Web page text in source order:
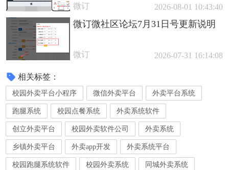
微订 2026-08-01 10:43:40
微订微社区论坛7月31日号更新说明
微订 2026-07-31 16:14:08
相关标签：
校园外卖平台小程序 微信外卖平台 外卖平台系统
跑腿系统 校园点餐系统 外卖系统软件
创立外卖平台 校园外卖软件公司 外卖系统
乡镇外卖平台 外卖app开发 外卖系统平台
校园跑腿系统软件 校园外卖系统 同城外卖系统